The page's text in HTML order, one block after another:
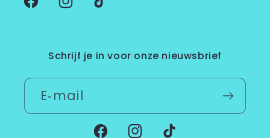
FacebookInstagram
TikTok
Schrijf je in voor onze nieuwsbrief
E‑mail